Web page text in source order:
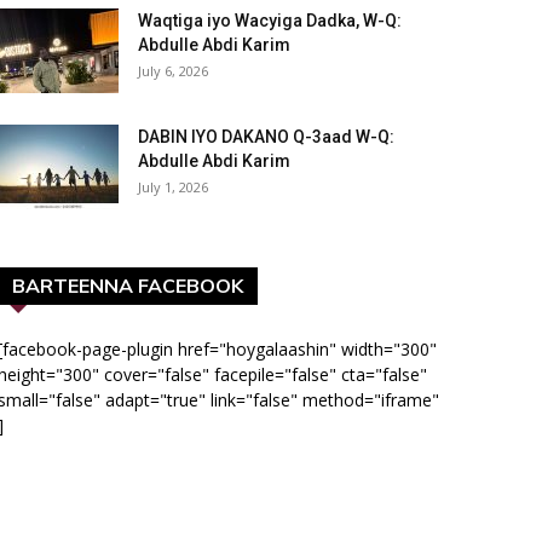
Waqtiga iyo Wacyiga Dadka, W-Q:
Abdulle Abdi Karim
July 6, 2026
DABIN IYO DAKANO Q-3aad W-Q:
Abdulle Abdi Karim
July 1, 2026
BARTEENNA FACEBOOK
page-plugin href="hoygalaashin" width="300"
cover="false" facepile="false" cta="false"
adapt="true" link="false" method="iframe"